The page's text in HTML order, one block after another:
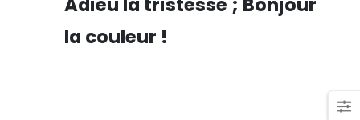
Adieu la tristesse ; Bonjour
la couleur !